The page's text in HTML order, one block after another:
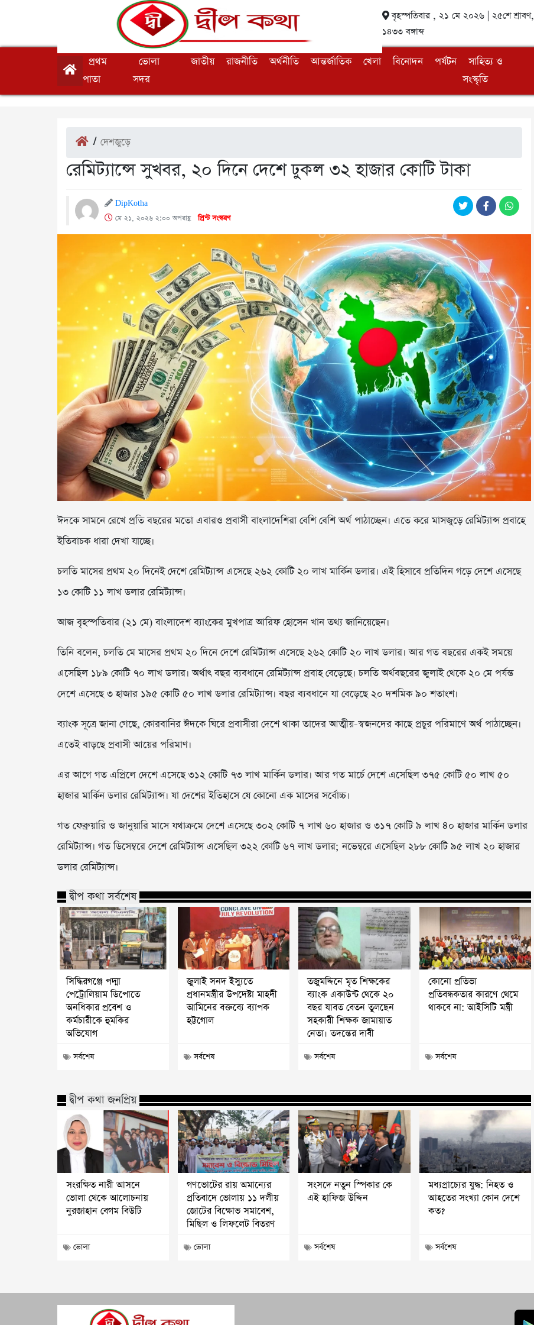
বৃহস্পতিবার , ২১ মে ২০২৬ | ২৫শে শ্রাবণ,
১৪৩৩ বঙ্গাব্দ
প্রথম
পাতা
ভোলা
সদর
জাতীয় রাজনীতি অর্থনীতি আন্তর্জাতিক খেলা বিনোদন পর্যটন
সাহিত্য ও
সংস্কৃতি
/ দেশজুড়ে
রেমিট্যান্সে সুখবর, ২০ দিনে দেশে ঢুকল ৩২ হাজার কোটি টাকা
DipKotha
মে ২১, ২০২৬ ২:০০ অপরাহ্ণপ্রিন্ট সংস্করণ
ঈদকে সামনে রেখে প্রতি বছরের মতো এবারও প্রবাসী বাংলাদেশিরা বেশি বেশি অর্থ পাঠাচ্ছেন। এতে করে মাসজুড়ে রেমিট্যান্স প্রবাহে
ইতিবাচক ধারা দেখা যাচ্ছে।
চলতি মাসের প্রথম ২০ দিনেই দেশে রেমিট্যান্স এসেছে ২৬২ কোটি ২০ লাখ মার্কিন ডলার। এই হিসাবে প্রতিদিন গড়ে দেশে এসেছে
১৩ কোটি ১১ লাখ ডলার রেমিট্যান্স।
আজ বৃহস্পতিবার (২১ মে) বাংলাদেশ ব্যাংকের মুখপাত্র আরিফ হোসেন খান তথ্য জানিয়েছেন।
তিনি বলেন, চলতি মে মাসের প্রথম ২০ দিনে দেশে রেমিট্যান্স এসেছে ২৬২ কোটি ২০ লাখ ডলার। আর গত বছরের একই সময়ে
এসেছিল ১৮৯ কোটি ৭০ লাখ ডলার। অর্থাৎ বছর ব্যবধানে রেমিট্যান্স প্রবাহ বেড়েছে। চলতি অর্থবছরের জুলাই থেকে ২০ মে পর্যন্ত
দেশে এসেছে ৩ হাজার ১৯৫ কোটি ৫০ লাখ ডলার রেমিট্যান্স। বছর ব্যবধানে যা বেড়েছে ২০ দশমিক ৯০ শতাংশ।
ব্যাংক সূত্রে জানা গেছে, কোরবানির ঈদকে ঘিরে প্রবাসীরা দেশে থাকা তাদের আত্মীয়-স্বজনদের কাছে প্রচুর পরিমাণে অর্থ পাঠাচ্ছেন।
এতেই বাড়ছে প্রবাসী আয়ের পরিমাণ।
এর আগে গত এপ্রিলে দেশে এসেছে ৩১২ কোটি ৭৩ লাখ মার্কিন ডলার। আর গত মার্চে দেশে এসেছিল ৩৭৫ কোটি ৫০ লাখ ৫০
হাজার মার্কিন ডলার রেমিট্যান্স। যা দেশের ইতিহাসে যে কোনো এক মাসের সর্বোচ্চ।
গত ফেব্রুয়ারি ও জানুয়ারি মাসে যথাক্রমে দেশে এসেছে ৩০২ কোটি ৭ লাখ ৬০ হাজার ও ৩১৭ কোটি ৯ লাখ ৪০ হাজার মার্কিন ডলার
রেমিট্যান্স। গত ডিসেম্বরে দেশে রেমিট্যান্স এসেছিল ৩২২ কোটি ৬৭ লাখ ডলার; নভেম্বরে এসেছিল ২৮৮ কোটি ৯৫ লাখ ২০ হাজার
ডলার রেমিট্যান্স।
দ্বীপ কথা সর্বশেষ
সিদ্ধিরগঞ্জে পদ্মা
পেট্রোলিয়াম ডিপোতে
অনধিকার প্রবেশ ও
কর্মচারীকে হুমকির
অভিযোগ
সর্বশেষ
জুলাই সনদ ইস্যুতে
প্রধানমন্ত্রীর উপদেষ্টা মাহদী
আমিনের বক্তব্যে ব্যাপক
হট্টগোল
সর্বশেষ
তজুমদ্দিনে মৃত শিক্ষকের
ব্যাংক একাউন্ট থেকে ২০
বছর যাবত বেতন তুলছেন
সহকারী শিক্ষক জামায়াত
নেতা। তদন্তের দাবী
সর্বশেষ
কোনো প্রতিভা
প্রতিবন্ধকতার কারণে থেমে
থাকবে না: আইসিটি মন্ত্রী
সর্বশেষ
দ্বীপ কথা জনপ্রিয়
সংরক্ষিত নারী আসনে
ভোলা থেকে আলোচনায়
নুরজাহান বেগম বিউটি
ভোলা
গণভোটের রায় অমান্যের
প্রতিবাদে ভোলায় ১১ দলীয়
জোটের বিক্ষোভ সমাবেশ,
মিছিল ও লিফলেট বিতরণ
ভোলা
সংসদে নতুন স্পিকার কে
এই হাফিজ উদ্দিন
সর্বশেষ
মধ্যপ্রাচ্যের যুদ্ধ: নিহত ও
আহতের সংখ্যা কোন দেশে
কত?
সর্বশেষ